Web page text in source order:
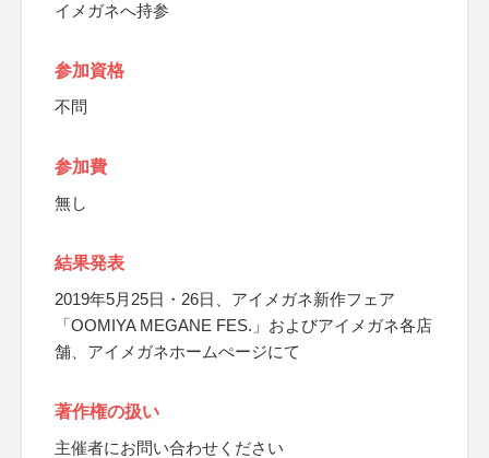
イメガネへ持参
参加資格
不問
参加費
無し
結果発表
2019年5月25日・26日、アイメガネ新作フェア
「OOMIYA MEGANE FES.」およびアイメガネ各店
舗、アイメガネホームぺージにて
著作権の扱い
主催者にお問い合わせください